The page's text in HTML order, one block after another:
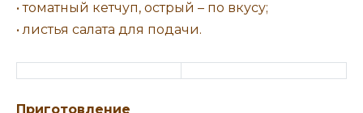
• томатный кетчуп, острый – по вкусу;
• листья салата для подачи.
Приготовление